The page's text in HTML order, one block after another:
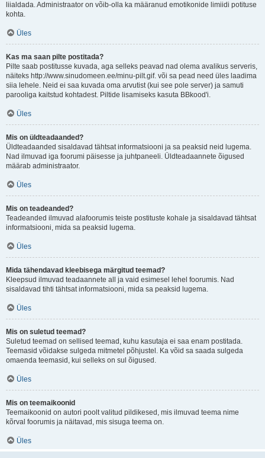
liialdada. Administraator on võib-olla ka määranud emotikonide limiidi potituse
kohta.
Üles
Kas ma saan pilte postitada?
Pilte saab postitusse kuvada, aga selleks peavad nad olema avalikus serveris,
näiteks http://www.sinudomeen.ee/minu-pilt.gif. või sa pead need üles laadima
siia lehele. Neid ei saa kuvada oma arvutist (kui see pole server) ja samuti
parooliga kaitstud kohtadest. Piltide lisamiseks kasuta BBkood'i.
Üles
Mis on üldteadaanded?
Üldteadaanded sisaldavad tähtsat informatsiooni ja sa peaksid neid lugema.
Nad ilmuvad iga foorumi päisesse ja juhtpaneeli. Üldteadaannete õigused
määrab administraator.
Üles
Mis on teadeanded?
Teadeanded ilmuvad alafoorumis teiste postituste kohale ja sisaldavad tähtsat
informatsiooni, mida sa peaksid lugema.
Üles
Mida tähendavad kleebisega märgitud teemad?
Kleepsud ilmuvad teadaannete all ja vaid esimesel lehel foorumis. Nad
sisaldavad tihti tähtsat informatsiooni, mida sa peaksid lugema.
Üles
Mis on suletud teemad?
Suletud teemad on sellised teemad, kuhu kasutaja ei saa enam postitada.
Teemasid võidakse sulgeda mitmetel põhjustel. Ka võid sa saada sulgeda
omaenda teemasid, kui selleks on sul õigused.
Üles
Mis on teemaikoonid
Teemaikoonid on autori poolt valitud pildikesed, mis ilmuvad teema nime
kõrval foorumis ja näitavad, mis sisuga teema on.
Üles